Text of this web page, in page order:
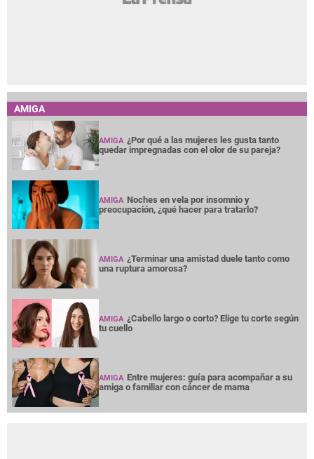
AMIGA
AMIGA ¿Por qué a las mujeres les gusta tanto
quedar impregnadas con el olor de su pareja?
AMIGA Noches en vela por insomnio y
preocupación, ¿qué hacer para tratarlo?
AMIGA ¿Terminar una amistad duele tanto como
una ruptura amorosa?
AMIGA ¿Cabello largo o corto? Elige tu corte según
tu cuello
AMIGA Entre mujeres: guía para acompañar a su
amiga o familiar con cáncer de mama